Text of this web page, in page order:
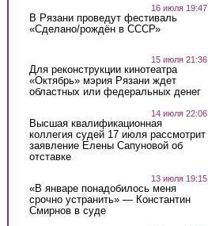
16 июля 19:47
В Рязани проведут фестиваль
«Сделано/рождён в СССР»
15 июля 21:36
Для реконструкции кинотеатра
«Октябрь» мэрия Рязани ждет
областных или федеральных денег
14 июля 22:06
Высшая квалификационная
коллегия судей 17 июля рассмотрит
заявление Елены Сапуновой об
отставке
13 июля 19:15
«В январе понадобилось меня
срочно устранить» — Константин
Смирнов в суде